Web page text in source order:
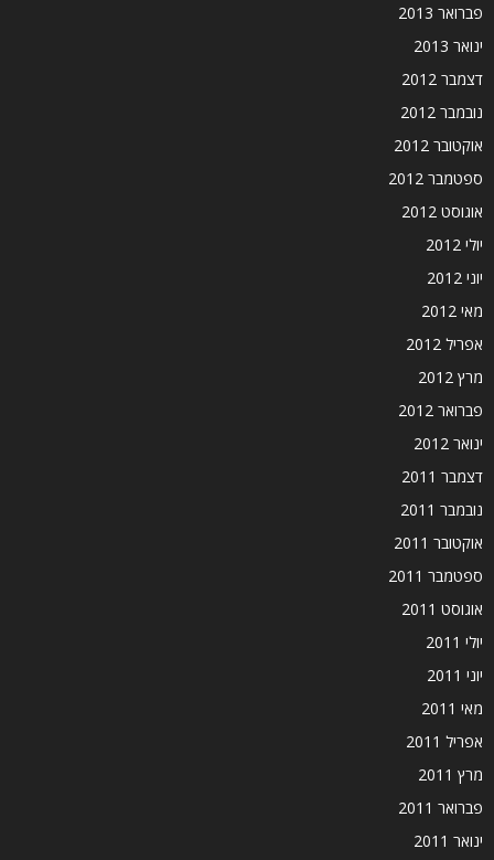
פברואר 2013
ינואר 2013
דצמבר 2012
נובמבר 2012
אוקטובר 2012
ספטמבר 2012
אוגוסט 2012
יולי 2012
יוני 2012
מאי 2012
אפריל 2012
מרץ 2012
פברואר 2012
ינואר 2012
דצמבר 2011
נובמבר 2011
אוקטובר 2011
ספטמבר 2011
אוגוסט 2011
יולי 2011
יוני 2011
מאי 2011
אפריל 2011
מרץ 2011
פברואר 2011
ינואר 2011